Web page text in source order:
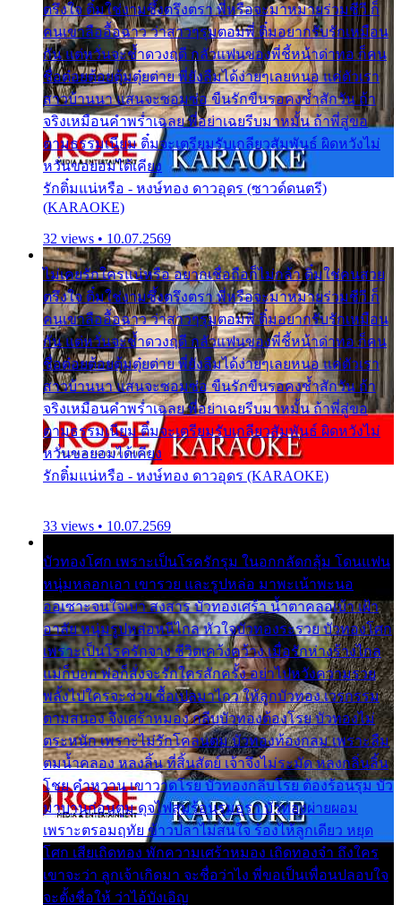
ตรึงใจ ติ๋มใช่งามซึ้งตรึงตรา พี่หรือจะมาหมายร่วมชีวี ก็
คนเขาลืออื้อฉาว ว่าสาวๆรุมตอมพี่ ติ๋มอยากรับรักเหมือน
กัน แต่หวั่นจะช้ำดวงฤดี กลัวแฟนของพี่ชี้หน้าด่าทอ ก็คน
ชื่อต๋อยต้อยตุ้มตุ๋ยต่าย พี่ยังลืมได้ง่ายๆเลยหนอ แค่ตัวเรา
สาวบ้านนา แสนจะซอมซ่อ ขืนรักขืนรอคงช้ำสักวัน ถ้า
จริงเหมือนคำพร่ำเฉลย พี่อย่าเฉยรีบมาหมั้น ถ้าพี่สู่ขอ
ตามธรรมเนียม ติ๋มจะเตรียมรับเกลียวสัมพันธ์ ผิดหวังไม่
หวั่นขอยอมได้เคียง
รักติ๋มแน่หรือ - หงษ์ทอง ดาวอุดร (ซาวด์ดนตรี)
(KARAOKE)
32 views • 10.07.2569
ไม่เคยรักใครแน่หรือ อยากเชื่อถือก็ไม่กล้า ติ๋มใช่คนสวย
ตรึงใจ ติ๋มใช่งามซึ้งตรึงตรา พี่หรือจะมาหมายร่วมชีวี ก็
คนเขาลืออื้อฉาว ว่าสาวๆรุมตอมพี่ ติ๋มอยากรับรักเหมือน
กัน แต่หวั่นจะช้ำดวงฤดี กลัวแฟนของพี่ชี้หน้าด่าทอ ก็คน
ชื่อต๋อยต้อยตุ้มตุ๋ยต่าย พี่ยังลืมได้ง่ายๆเลยหนอ แค่ตัวเรา
สาวบ้านนา แสนจะซอมซ่อ ขืนรักขืนรอคงช้ำสักวัน ถ้า
จริงเหมือนคำพร่ำเฉลย พี่อย่าเฉยรีบมาหมั้น ถ้าพี่สู่ขอ
ตามธรรมเนียม ติ๋มจะเตรียมรับเกลียวสัมพันธ์ ผิดหวังไม่
หวั่นขอยอมได้เคียง
รักติ๋มแน่หรือ - หงษ์ทอง ดาวอุดร (KARAOKE)
33 views • 10.07.2569
บัวทองโศก เพราะเป็นโรครักรุม ในอกกลัดกลุ้ม โดนแฟน
หนุ่มหลอกเอา เขารวย และรูปหล่อ มาพะเน้าพะนอ
ออเซาะจนใจเบา สงสาร บัวทองเศร้า น้ำตาคลอเบ้า เฝ้า
อาลัย หนุ่มรูปหล่อหนีไกล หัวใจบัวทองระรวย บัวทองโศก
เพราะเป็นโรครักจาง ชีวิตเคว้งคว้าง เมื่อรักห่างร้างไกล
แม่ก็บอก พ่อก็สั่งจะรักใครสักครั้ง อย่าไปหวังความรวย
พลั้งไปใครจะช่วย ซื้อเปลมาไกว ให้ลูกบัวทอง เวรกรรม
ตามสนอง จึงเศร้าหมอง กลีบบัวทองต้องโรย บัวทองไม่
ตระหนัก เพราะไม่รักโคลนตม บัวทองท้องกลม เพราะลืม
ตมน้ำคลอง หลงลิ้น ที่สิ้นสัตย์ เจ้าจึงไม่ระมัด หลงกลิ่นลิ้น
โชย คำหวาน เขาวาดโรย บัวทองกลีบโรย ต้องร้อนรุม บัว
มาบานก่อนตูม ดุจไฟสุมร้อนรุมอุรา บัวทองผ่ายผอม
เพราะตรอมฤทัย ข้าวปลาไม่สนใจ ร้องไห้ลูกเดียว หยุด
โศก เสียเถิดทอง พักความเศร้าหมอง เถิดทองจ๋า ถึงใคร
เขาจะว่า ลูกเจ้าเกิดมา จะชื่อว่าไง พี่ขอเป็นเพื่อนปลอบใจ
จะตั้งชื่อให้ ว่าไอ้บังเอิญ